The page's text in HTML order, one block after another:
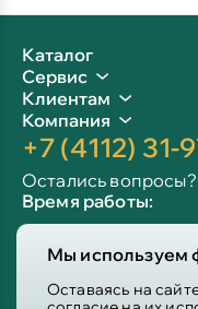
Мы используем
Оставаясь на
Каталог
Сервис
Клиентам
Компания
+7 (4112) 31-
Остались
Время работы:
Сб-вс: 10:00 - 19:00
Info@victoria-